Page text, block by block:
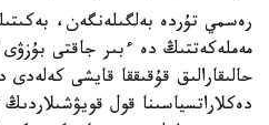
رەسمي تۇردە بەلگىلەنگەن،
مەملەكەتتىڭ دە ءبىر جاقتى بۇزۋى
حالىقارالىق قۇقىققا قايشى
دەكلاراتسياسىنا قول